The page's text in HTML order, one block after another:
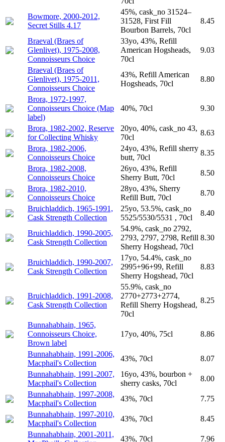
Bowmore, 2000-2012,
Secret Stills 4.17
45%, cask_no 31524–
31528, First Fill
Bourbon Barrels, 70cl
8.45
Braeval (Braes of
Glenlivet), 1975-2008,
Connoisseurs Choice
33yo, 43%, Refill
American Hogsheads,
70cl
9.03
Braeval (Braes of
Glenlivet), 1975-2011,
Connoisseurs Choice
43%, Refill American
Hogsheads, 70cl
8.80
Brora, 1972-1997,
Connoisseurs Choice (Map
label)
40%, 70cl 9.30
Brora, 1982-2002, Reserve
for Collecting Whisky
20yo, 40%, cask_no 43,
70cl
8.63
Brora, 1982-2006,
Connoisseurs Choice
24yo, 43%, Refill sherry
butt, 70cl
8.35
Brora, 1982-2008,
Connoisseurs Choice
26yo, 43%, Refill
Sherry Butt, 70cl
8.50
Brora, 1982-2010,
Connoisseurs Choice
28yo, 43%, Sherry
Refill Butt, 70cl
8.70
Bruichladdich, 1965-1991,
Cask Strength Collection
25yo, 53.5%, cask_no
5525/5530/5531 , 70cl
8.40
Bruichladdich, 1990-2005,
Cask Strength Collection
54.9%, cask_no 2792,
2793, 2797, 2798, Refill
Sherry Hogshead, 70cl
8.30
Bruichladdich, 1990-2007,
Cask Strength Collection
17yo, 54.4%, cask_no
2995+96+99, Refill
Sherry Hogshead, 70cl
8.83
Bruichladdich, 1991-2008,
Cask Strength Collection
55.9%, cask_no
2770+2773+2774,
Refill Sherry Hogshead,
70cl
8.25
Bunnahabhain, 1965,
Connoisseurs Choice,
Brown label
17yo, 40%, 75cl 8.86
Bunnahabhain, 1991-2006,
Macphail's Collection
43%, 70cl
8.07
Bunnahabhain, 1991-2007,
Macphail's Collection
16yo, 43%, bourbon +
sherry casks, 70cl
8.00
Bunnahabhain, 1997-2008,
Macphail's Collection
43%, 70cl
7.75
Bunnahabhain, 1997-2010,
Macphail's Collection
43%, 70cl
8.45
Bunnahabhain, 2001-2011,
43%, 70cl
7.96